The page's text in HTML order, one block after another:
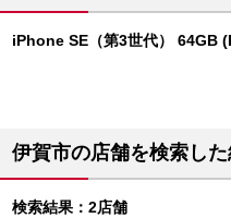
iPhone SE（第3世代） 64GB
伊賀市の店舗を検索し
検索結果：2店舗